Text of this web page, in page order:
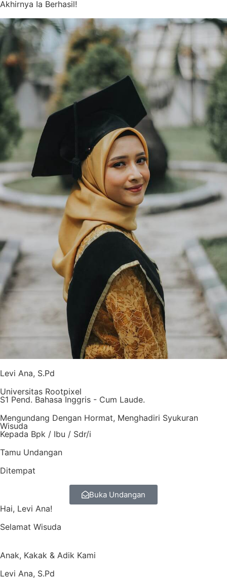
Akhirnya Ia Berhasil!
Levi Ana, S.Pd
Universitas Rootpixel
S1 Pend. Bahasa Inggris - Cum Laude.
Mengundang Dengan Hormat, Menghadiri Syukuran
Wisuda
Kepada Bpk / Ibu / Sdr/i
Tamu Undangan
Ditempat
Buka Undangan
Hai, Levi Ana!
Selamat Wisuda
Anak, Kakak & Adik Kami
Levi Ana, S.Pd